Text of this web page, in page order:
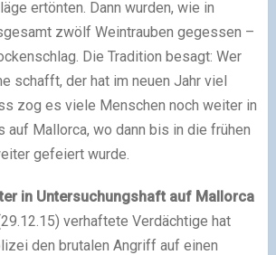
ertönten. Dann wurden, wie in
zwölf Weintrauben gegessen –
Die Tradition besagt: Wer
schafft, der hat im neuen Jahr viel
zog es viele Menschen noch weiter in
auf Mallorca, wo dann bis in die frühen
gefeiert wurde.
in Untersuchungshaft auf Mallorca
verhaftete Verdächtige hat
den brutalen Angriff auf einen